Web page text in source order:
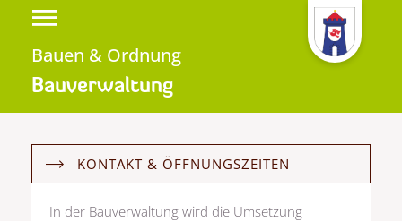
Bauen & Ordnung
Bauverwaltung
KONTAKT & ÖFFNUNGSZEITEN
In der Bauverwaltung wird die Umsetzung